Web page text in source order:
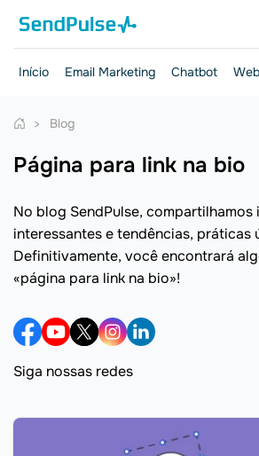
Início Email Marketing Chatbot
Blog
página para link na bio
No blog SendPulse, compartilhamos
interessantes e tendências, práticas
Definitivamente, você encontrará
«página para link na bio»!
Siga nossas redes